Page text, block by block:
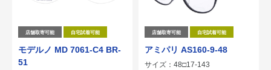
店舗取寄可能 自宅試着可能
モデルノ MD 7061-C4 BR-
51
店舗取寄可能 自宅試着可能
アミパリ AS160-9-48
サイズ：48□17-143